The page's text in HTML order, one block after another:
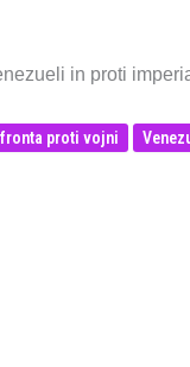
in proti
proti vojni